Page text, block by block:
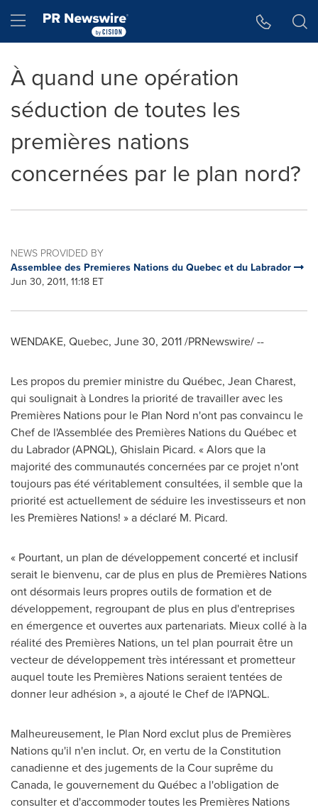
Hamburger menu
À quand une opération
séduction de toutes les
premières nations
concernées par le plan nord?
NEWS PROVIDED BY
Assemblee des Premieres Nations du Quebec et du Labrador
Jun 30, 2011, 11:18 ET
WENDAKE, Quebec, June 30, 2011/PRNewswire/ --
Les propos du premier ministre du Québec, Jean Charest,
qui soulignait à Londres la priorité de travailler avec les
Premières Nations pour le Plan Nord n'ont pas convaincu le
Chef de l'Assemblée des Premières Nations du Québec et
du Labrador(APNQL), Ghislain Picard. « Alors que la
majorité des communautés concernées par ce projet n'ont
toujours pas été véritablement consultées, il semble que la
priorité est actuellement de séduire les investisseurs et non
les Premières Nations! » a déclaré M. Picard.
« Pourtant, un plan de développement concerté et inclusif
serait le bienvenu, car de plus en plus de Premières Nations
ont désormais leurs propres outils de formation et de
développement, regroupant de plus en plus d'entreprises
en émergence et ouvertes aux partenariats. Mieux collé à la
réalité des Premières Nations, un tel plan pourrait être un
vecteur de développement très intéressant et prometteur
auquel toute les Premières Nations seraient tentées de
donner leur adhésion », a ajouté le Chef de l'APNQL.
Malheureusement, le Plan Nord exclut plus de Premières
Nations qu'il n'en inclut. Or, en vertu de la Constitution
canadienne et des jugements de la Cour suprême du
Canada, le gouvernement du Québec a l'obligation de
consulter et d'accommoder toutes les Premières Nations